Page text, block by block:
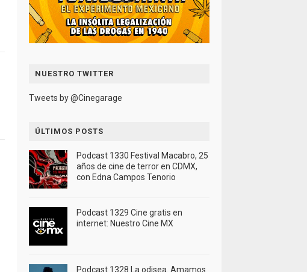
NUESTRO TWITTER
Tweets by @Cinegarage
ÚLTIMOS POSTS
Podcast 1330 Festival Macabro, 25
años de cine de terror en CDMX,
con Edna Campos Tenorio
Podcast 1329 Cine gratis en
internet: Nuestro Cine MX
Podcast 1328 La odisea. Amamos